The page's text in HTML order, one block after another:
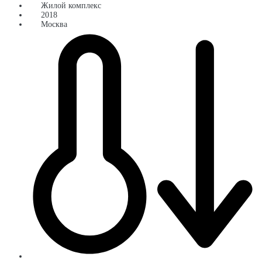
Жилой комплекс
2018
Москва